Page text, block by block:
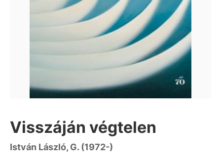
Visszáján végtelen
István László, G. (1972-)